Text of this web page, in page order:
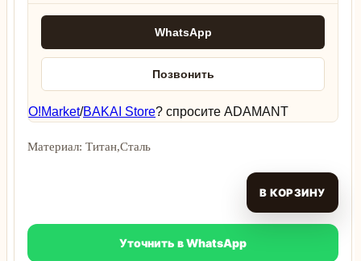
WhatsApp
Позвонить
O!Market/BAKAI Store? спросите ADAMANT
Материал: Титан,Сталь
В КОРЗИНУ
Уточнить в WhatsApp